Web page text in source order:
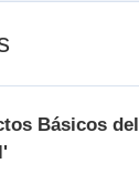
Básicos del